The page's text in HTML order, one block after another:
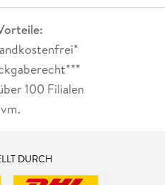
100 Filialen
DURCH